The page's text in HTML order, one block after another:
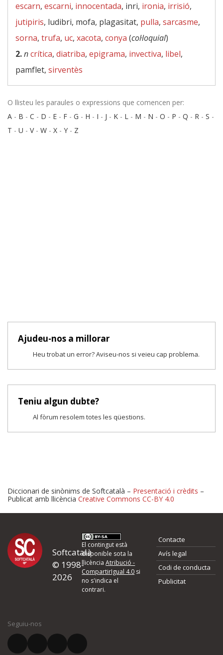
escarn, escarni, innocentada, inri, ironia, irrisió,
jutipiris, ludibri, mofa, plagasitat, pulla, sarcasme,
sorna, trufa, uc, xacota, conya (col·loquial)
2.ncrítica, diatriba, epigrama, invectiva, libel,
pamflet, sirventès
O llisteu les paraules o expressions que comencen per:
A - B - C - D - E - F - G - H - I - J - K - L - M - N - O - P - Q - R - S -
T - U - V- W - X - Y - Z
Ajudeu-nos a millorar
Heu trobat un error? Aviseu-nos si veieu cap problema.
Teniu algun dubte?
Al fòrum resolem totes les qüestions.
Proposeu-nos millores o
d'errors
Si heu trobat un error o voleu proposar alguna millora, ompliu els
quina és la millora que proposeu o l'error del qual voleu informar-
El vostre correu electrònic *
Diccionari de sinònims de Softcatalà – Presentació i crèdits –
Publicat amb llicència Creative Commons CC-BY 4.0
Softcatalà
© 1998-
2026
El contingut està
disponible sota la
llicènciaAtribució -
CompartirIgual 4.0 si
no s'indica el
contrari.
Contacte
Avís legal
Codi de conducta
Publicitat
Seguiu-nos